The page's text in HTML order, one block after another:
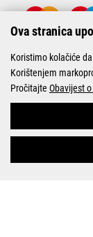
Ova stranica
Koristimo kolačiće
Korištenjem
Pročitajte Obavijest